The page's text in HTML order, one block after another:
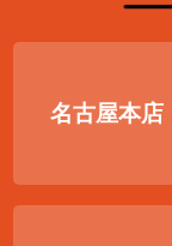
名古屋本店